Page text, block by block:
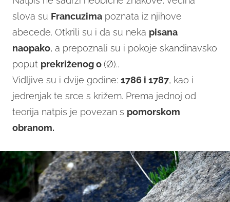
slova su Francuzima poznata iz njihove
abecede. Otkrili su i da su neka pisana
naopako, a prepoznali su i pokoje skandinavsko
poput prekriženog o(Ø)..
Vidljive su i dvije godine: 1786 i 1787, kao i
jedrenjak te srce s križem. Prema jednoj od
teorija natpis je povezan s pomorskom
obranom.